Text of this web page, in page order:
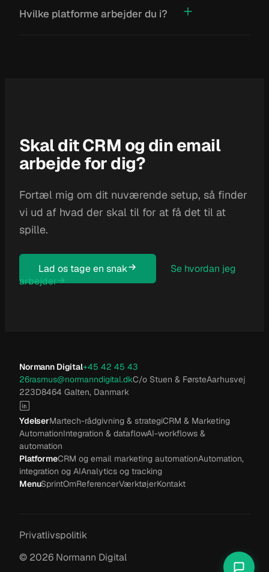
Ja. Det handler typisk om manglende
domæneautentificering, dårlig listehygiejne eller en
Hvilke platforme arbejder du i?
Skal dit CRM og din email
arbejde for dig?
Fortæl mig om dit nuværende setup, så finder
vi ud af hvad der skal til for at få det til at
spille.
Lad os tage en snak
Se hvordan jeg
arbejder
Normann Digital+45 42 45 43
26rasmus@normanndigital.dkC/o Stuen & FørsteAarhusvej
223D8464 Galten, Danmark
YdelserMartech-rådgivning & strategiCRM & Marketing
AutomationIntegration & dataflowAI-workflows &
automation
PlatformeCRM og email marketing automationAutomation,
integration og AIAnalytics og tracking
MenuSprintOmReferencerVærktøjerKontakt
© 2026 Normann Digital
Privatlivspolitik